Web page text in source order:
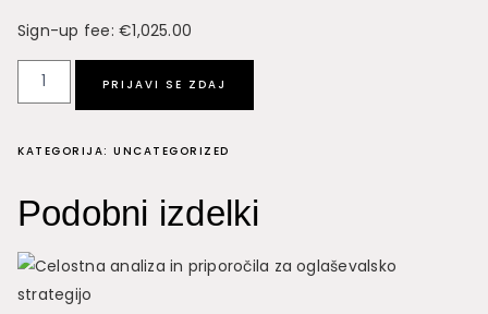
Sign-up fee:€1,025.00
Advertising
Package
Evergreen
Funnel
količina
PRIJAVI SE ZDAJ
KATEGORIJA: UNCATEGORIZED
Podobni izdelki